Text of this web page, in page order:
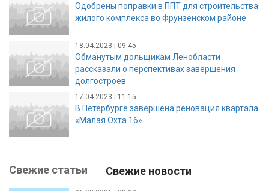
Одобрены поправки в ППТ для строительства
жилого комплекса во Фрунзенском районе
18.04.2023 | 09:45
Обманутым дольщикам Ленобласти
рассказали о перспективах завершения
долгостроев
17.04.2023 | 11:15
В Петербурге завершена реновация квартала
«Малая Охта 16»
Свежие статьи Свежие новости